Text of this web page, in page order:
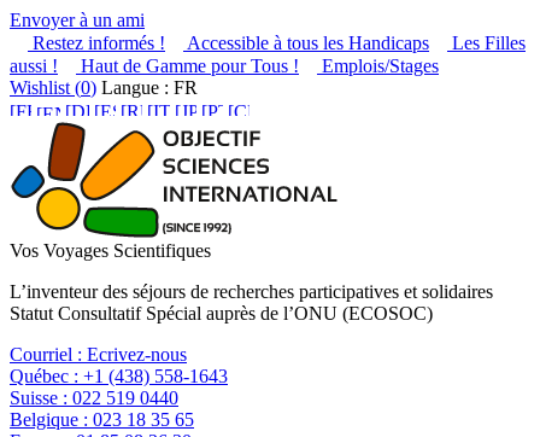
Envoyer à un ami
Restez informés !
Accessible à tous les Handicaps
Les Filles
aussi !
Haut de Gamme pour Tous !
Emplois/Stages
Wishlist (0) Langue : FR
Vos Voyages Scientifiques
L’inventeur des séjours de recherches participatives et solidaires
Statut Consultatif Spécial auprès de l’ONU (ECOSOC)
Courriel : Ecrivez-nous
Québec : +1 (438) 558-1643
Suisse : 022 519 0440
Belgique : 023 18 35 65